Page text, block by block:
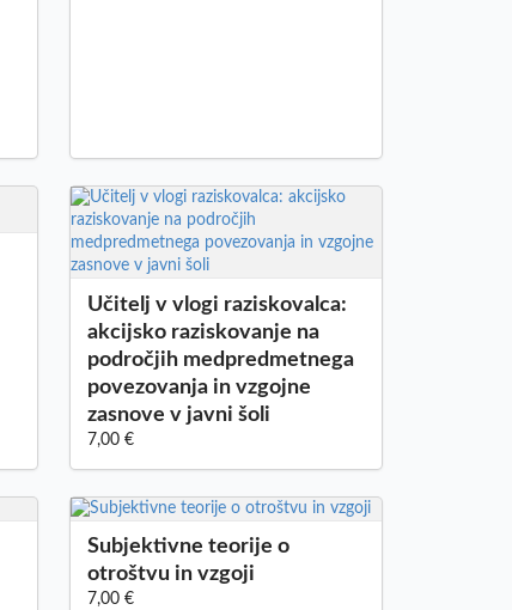
Učitelj v vlogi raziskovalca:
akcijsko raziskovanje na
področjih medpredmetnega
povezovanja in vzgojne
zasnove v javni šoli
7,00 €
Subjektivne teorije o
otroštvu in vzgoji
7,00 €